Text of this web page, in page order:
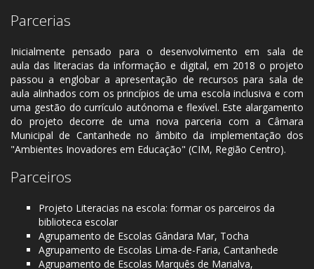
Parcerias
Inicialmente pensado para o desenvolvimento em sala de
aula das literacias da informação e digital, em 2018 o projeto
passou a englobar a apresentação de recursos para sala de
aula alinhados com os princípios de uma escola inclusiva e com
uma gestão do currículo autónoma e flexível. Este alargamento
do projeto decorre de uma nova parceria com a Câmara
Municipal de Cantanhede no âmbito da implementação dos
"Ambientes Inovadores em Educação" (CIM, Região Centro).
Parceiros
Projeto Literacias na escola: formar os parceiros da
biblioteca escolar
Agrupamento de Escolas Gândara Mar, Tocha
Agrupamento de Escolas Lima-de-Faria, Cantanhede
Agrupamento de Escolas Marquês de Marialva,